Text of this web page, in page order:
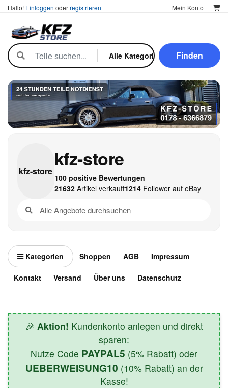
Hallo! Einloggen oderregistrieren Mein Konto
Finden
kfz-store
kfz-store
100 positive Bewertungen
21632Artikel verkauft1214Follower auf eBay
Kategorien Shoppen AGB Impressum
Kontakt Versand Über uns Datenschutz
🎉 Aktion! Kundenkonto anlegen und direkt
sparen:
Nutze Code PAYPAL5 (5% Rabatt) oder
UEBERWEISUNG10 (10% Rabatt) an der
Kasse!